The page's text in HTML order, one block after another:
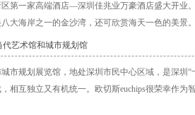
第一家高端酒店—深圳佳兆业万豪酒店盛大开业
大海岸之一的金沙湾，还可欣赏海天一色的美景
艺术馆和城市规划馆
市规划展览馆，地处深圳市民中心区域，是深圳
相互独立又有机统一。欧切斯euchips很荣幸作为